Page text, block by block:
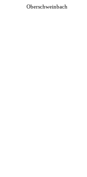
Oberschweinbach